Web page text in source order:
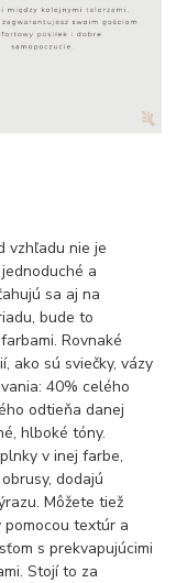
vzhľadu nie je
a
sa aj na
bude to
Rovnaké
ako sú sviečky, vázy
40% celého
odtieňa danej
hlboké tóny.
v inej farbe,
dodajú
Môžete tiež
textúr a
s prekvapujúcimi
Stojí to za